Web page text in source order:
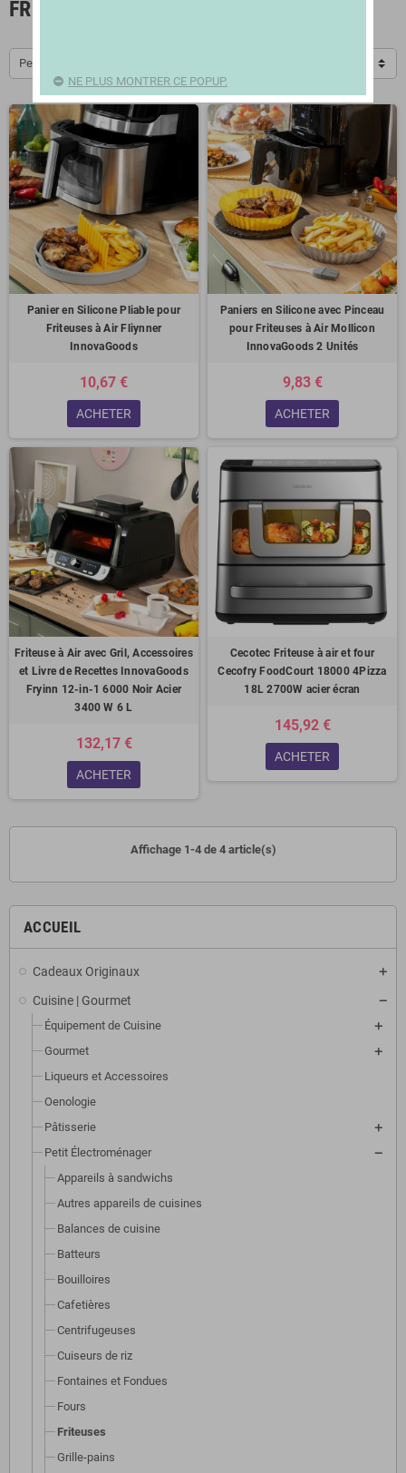
ACCUEIL
Cadeaux Originaux
Cuisine | Gourmet
Équipement de Cuisine
Gourmet
Liqueurs et Accessoires
Oenologie
Pâtisserie
Petit Électroménager
Appareils à sandwichs
Autres appareils de cuisines
Balances de cuisine
Batteurs
Bouilloires
Cafetières
Centrifugeuses
Cuiseurs de riz
Fontaines et Fondues
Fours
Friteuses
Grille-pains
FRITEUSES
Pertinence
Panier en Silicone Pliable pour
Friteuses à Air Fliynner
InnovaGoods
10,67 €
ACHETER
Paniers en Silicone avec Pinceau
pour Friteuses à Air Mollicon
InnovaGoods 2 Unités
9,83 €
ACHETER
Friteuse à Air avec Gril, Accessoires
et Livre de Recettes InnovaGoods
Fryinn 12-in-1 6000 Noir Acier
3400 W 6 L
132,17 €
ACHETER
Cecotec Friteuse à air et four
Cecofry FoodCourt 18000 4Pizza
18L 2700W acier écran
145,92 €
ACHETER
Affichage 1-4 de 4 article(s)
NE PLUS MONTRER CE POPUP.